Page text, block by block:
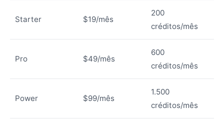
Starter $19/mês
200
créditos/mês
Pro $49/mês
600
créditos/mês
Power $99/mês
1.500
créditos/mês